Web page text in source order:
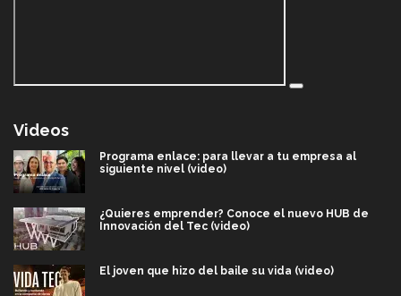
Videos
Programa enlace: para llevar a tu empresa al
siguiente nivel (video)
¿Quieres emprender? Conoce el nuevo HUB de
Innovación del Tec (video)
El joven que hizo del baile su vida (video)